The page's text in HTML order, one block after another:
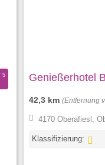
Genießerhotel
42,3 km (Entfernung
4170 Oberafiesl,
Klassifizierung: